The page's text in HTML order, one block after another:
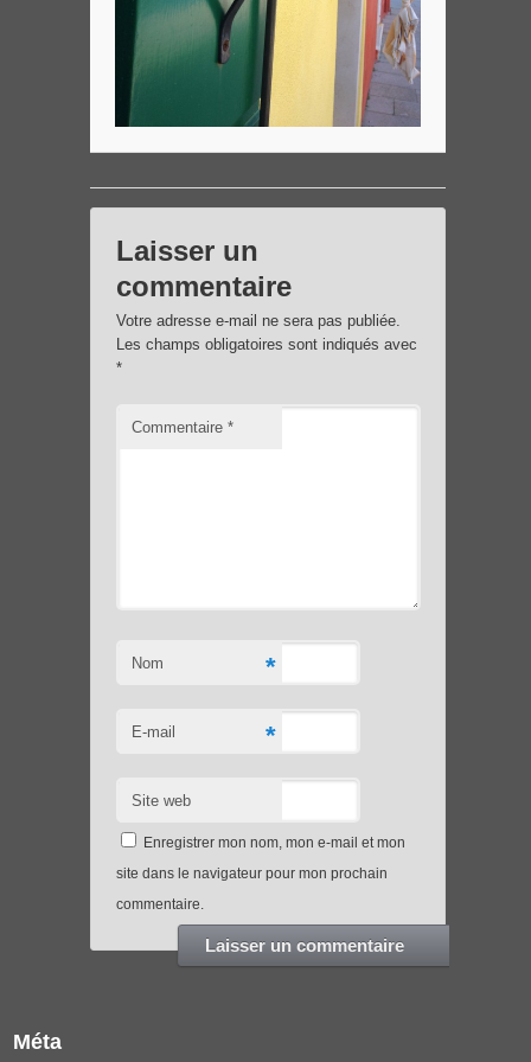
Laisser un
commentaire
Votre adresse e-mail ne sera pas publiée.
Les champs obligatoires sont indiqués avec
*
Commentaire *
Nom *
E-mail *
Site web
Enregistrer mon nom, mon e-mail et mon
site dans le navigateur pour mon prochain
commentaire.
Méta